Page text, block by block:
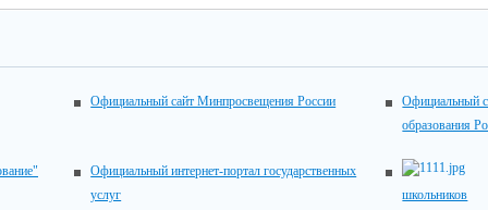
Официальный сайт Минпросвещения России
Официальный
образования
Официальный интернет-портал государственных
услуг
школьников